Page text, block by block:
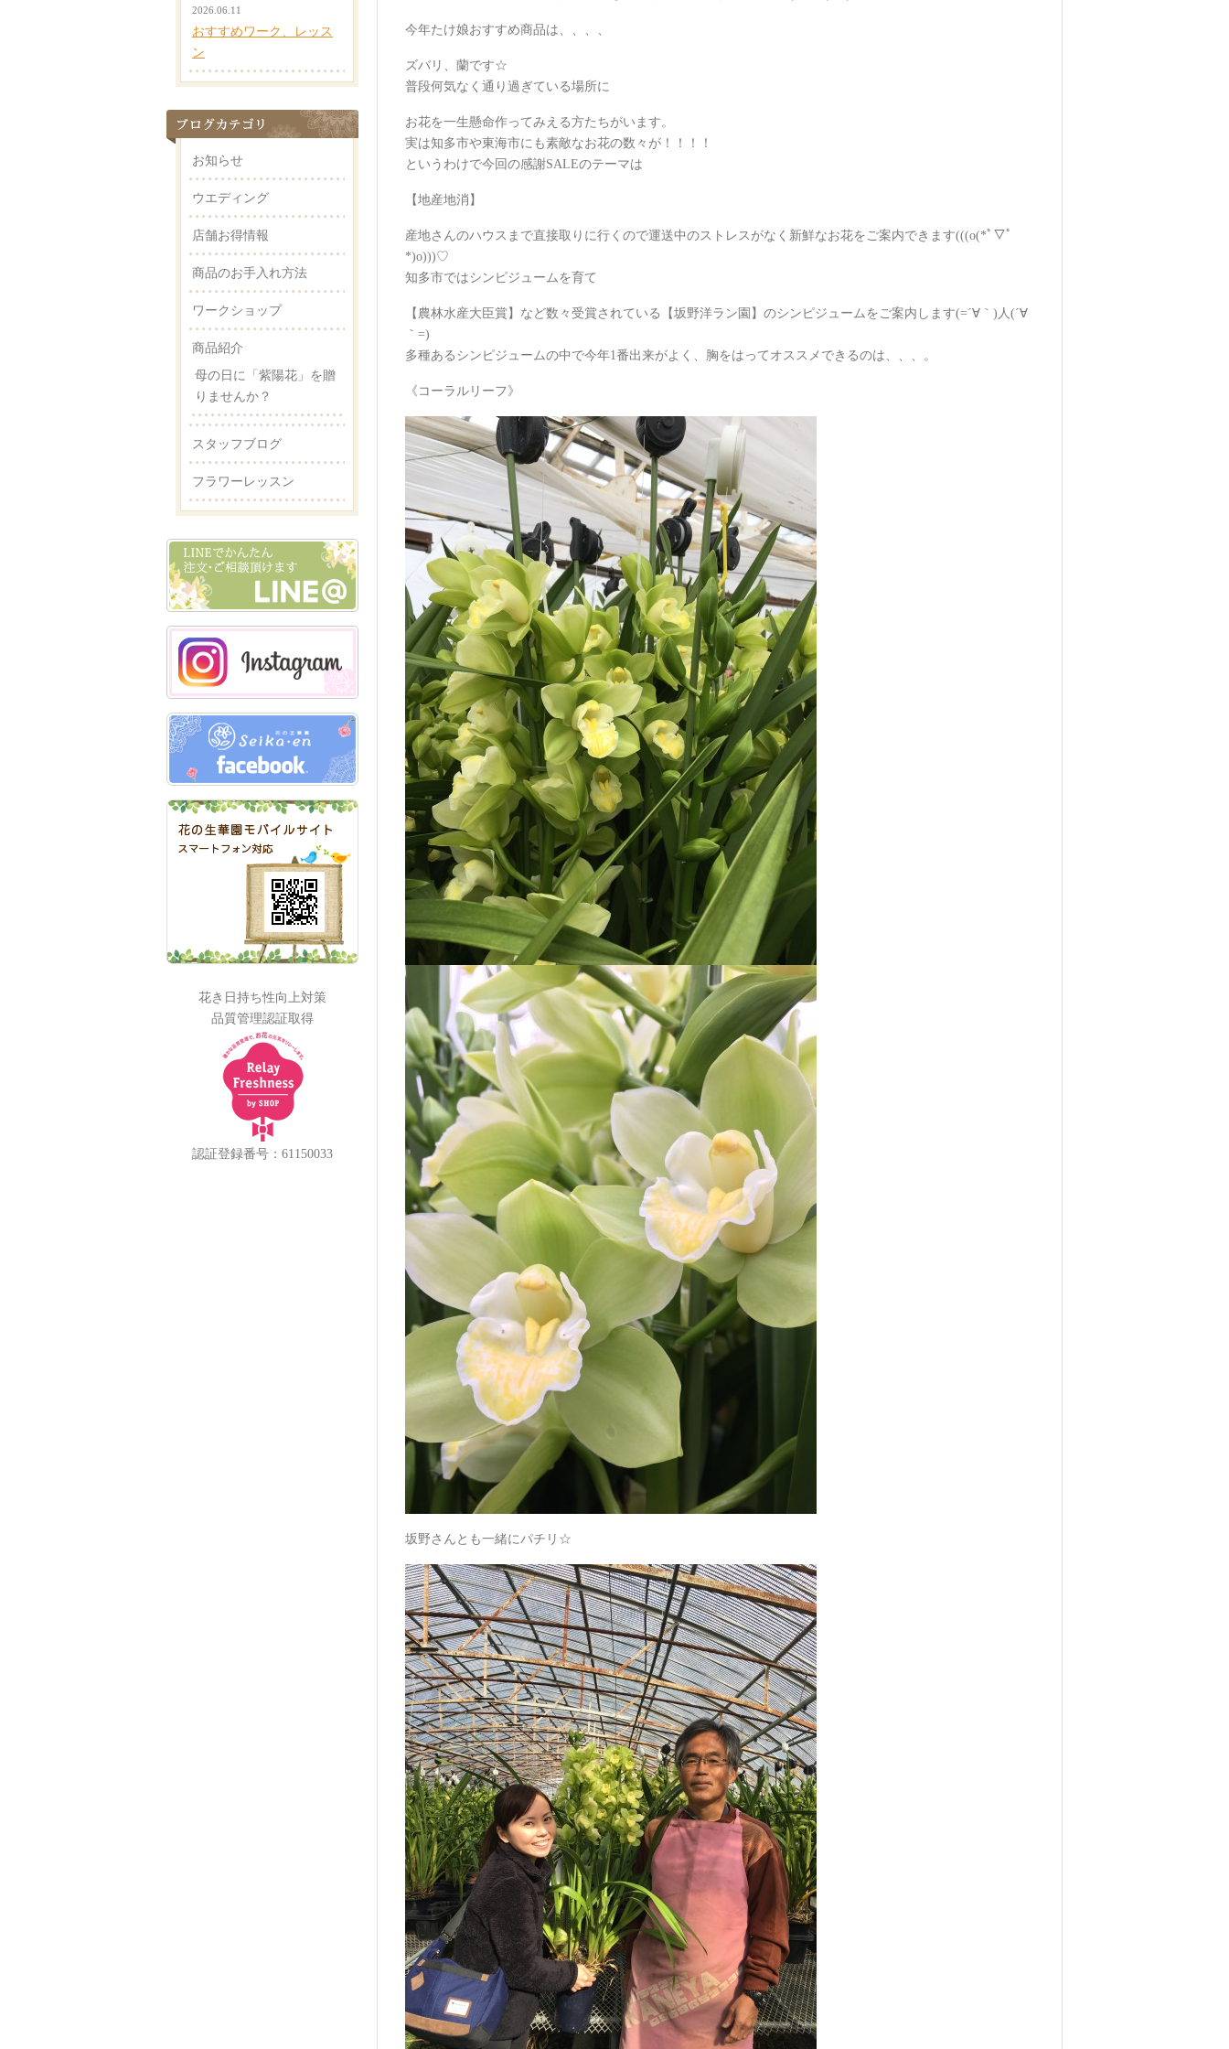
今年たけ娘おすすめ商品は、、、、
ズバリ、蘭です☆
普段何気なく通り過ぎている場所に
お花を一生懸命作ってみえる方たちがいます。
実は知多市や東海市にも素敵なお花の数々が！！！！
というわけで今回の感謝SALEのテーマは
【地産地消】
産地さんのハウスまで直接取りに行くので運送中のストレスがなく新鮮なお花をご案内できます(((o(*ﾟ▽ﾟ
*)o)))♡
知多市ではシンピジュームを育て
【農林水産大臣賞】など数々受賞されている【坂野洋ラン園】のシンピジュームをご案内します(=´∀｀)人(´∀
｀=)
多種あるシンピジュームの中で今年1番出来がよく、胸をはってオススメできるのは、、、。
《コーラルリーフ》
坂野さんとも一緒にパチリ☆
2026.06.11
おすすめワーク、レッス
ン
お知らせ
ウエディング
店舗お得情報
商品のお手入れ方法
ワークショップ
商品紹介
母の日に「紫陽花」を贈
りませんか？
スタッフブログ
フラワーレッスン
花き日持ち性向上対策
品質管理認証取得
認証登録番号：61150033